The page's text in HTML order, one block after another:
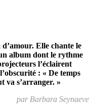
Elle chante le
album dont le rythme
l’éclairent
: « De temps
va s’arranger. »
par Barbara Seynaeve